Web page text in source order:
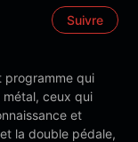
Suivre
programme qui
métal, ceux qui
et
la double pédale,